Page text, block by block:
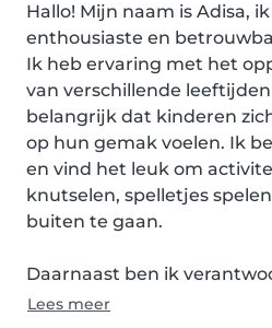
Hallo! Mijn naam is Adisa,
enthousiaste en
Ik heb ervaring met het
van verschillende
belangrijk dat kinderen
op hun gemak voelen. Ik
en vind het leuk om
knutselen, spelletjes
buiten te gaan.
Daarnaast ben ik
Lees meer